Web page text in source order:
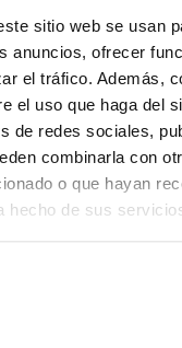
sitio web se usan
anuncios, ofrecer
el tráfico. Además,
el uso que haga del
de redes sociales,
combinarla con
o que hayan
hecho de sus